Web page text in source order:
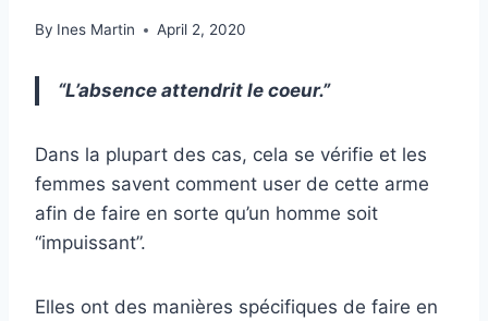
By Ines Martin April 2, 2020
“L’absence attendrit le coeur.”
Dans la plupart des cas, cela se vérifie et les
femmes savent comment user de cette arme
afin de faire en sorte qu’un homme soit
“impuissant”.
Elles ont des manières spécifiques de faire en